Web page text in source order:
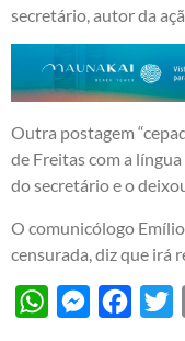
secretário, autor da
Outra postagem
de Freitas com a
do secretário e o
O comunicólogo
censurada, diz que irá
WhatsAppMessenger